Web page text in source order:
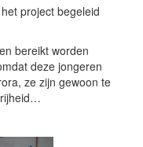
project begeleid
bereikt worden
deze jongeren
ze zijn gewoon te